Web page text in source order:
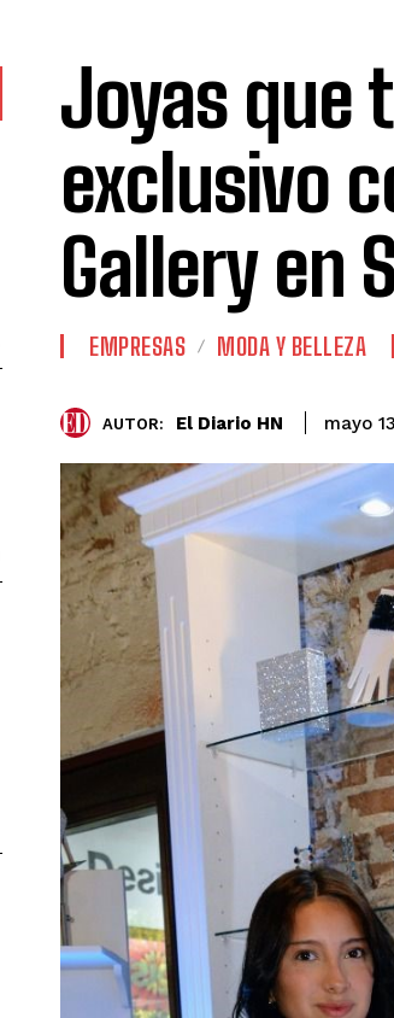
Joyas que
exclusivo
Gallery en
EMPRESAS MODA Y BELLEZA
AUTOR: El Diario HN mayo